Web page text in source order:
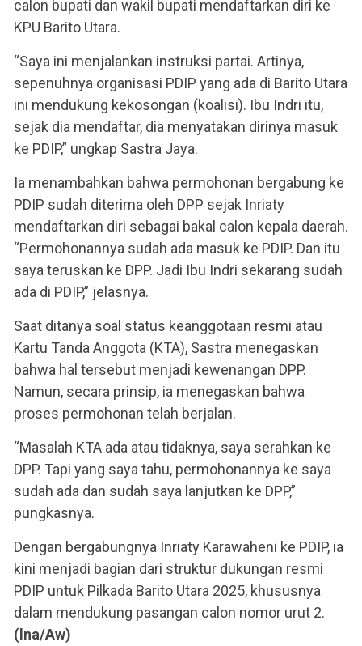
calon bupati dan wakil bupati mendaftarkan diri ke
KPU Barito Utara.
“Saya ini menjalankan instruksi partai. Artinya,
sepenuhnya organisasi PDIP yang ada di Barito Utara
ini mendukung kekosongan (koalisi). Ibu Indri itu,
sejak dia mendaftar, dia menyatakan dirinya masuk
ke PDIP,” ungkap Sastra Jaya.
Ia menambahkan bahwa permohonan bergabung ke
PDIP sudah diterima oleh DPP sejak Inriaty
mendaftarkan diri sebagai bakal calon kepala daerah.
“Permohonannya sudah ada masuk ke PDIP. Dan itu
saya teruskan ke DPP. Jadi Ibu Indri sekarang sudah
ada di PDIP,” jelasnya.
Saat ditanya soal status keanggotaan resmi atau
Kartu Tanda Anggota (KTA), Sastra menegaskan
bahwa hal tersebut menjadi kewenangan DPP.
Namun, secara prinsip, ia menegaskan bahwa
proses permohonan telah berjalan.
“Masalah KTA ada atau tidaknya, saya serahkan ke
DPP. Tapi yang saya tahu, permohonannya ke saya
sudah ada dan sudah saya lanjutkan ke DPP,”
pungkasnya.
Dengan bergabungnya Inriaty Karawaheni ke PDIP, ia
kini menjadi bagian dari struktur dukungan resmi
PDIP untuk Pilkada Barito Utara 2025, khususnya
dalam mendukung pasangan calon nomor urut 2.
(lna/Aw)